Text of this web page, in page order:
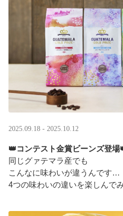
まんまるベアフルも皆様のご来
2025.09.18 - 2025.10.12
👑コンテスト金賞ビーンズ登場
同じグァテマラ産でも
こんなに味わいが違うんです…
4つの味わいの違いを楽しんで